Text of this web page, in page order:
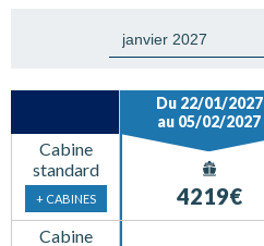
Cabine
standard
+ CABINES
Cabine
Du 22/01/2027
au 05/02/2027
4219€